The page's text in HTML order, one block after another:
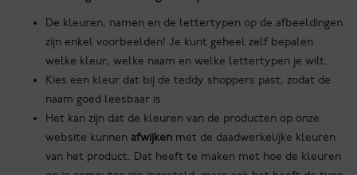
De kleuren, namen en de lettertypen op de afbeeldingen
zijn enkel voorbeelden! Je kunt geheel zelf bepalen
welke kleur, welke naam en welke lettertypen je wilt.
Kies een kleur dat bij de teddy shoppers past, zodat de
naam goed leesbaar is.
Het kan zijn dat de kleuren van de producten op onze
website kunnen afwijken met de daadwerkelijke kleuren
van het product. Dat heeft te maken met hoe de kleuren